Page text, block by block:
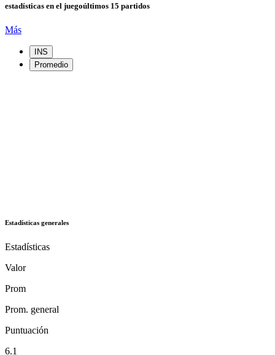
estadísticas en el juegoúltimos 15 partidos
Más
INS
Promedio
Estadísticas generales
Estadísticas
Valor
Prom
Prom. general
Puntuación
6.1